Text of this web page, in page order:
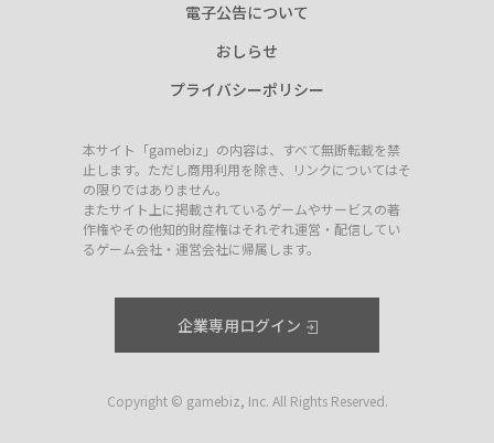
電子公告について
おしらせ
プライバシーポリシー
本サイト「gamebiz」の内容は、すべて無断転載を禁
止します。ただし商用利用を除き、リンクについてはそ
の限りではありません。
またサイト上に掲載されているゲームやサービスの著
作権やその他知的財産権はそれぞれ運営・配信してい
るゲーム会社・運営会社に帰属します。
企業専用ログイン
Copyright © gamebiz, Inc. All Rights Reserved.